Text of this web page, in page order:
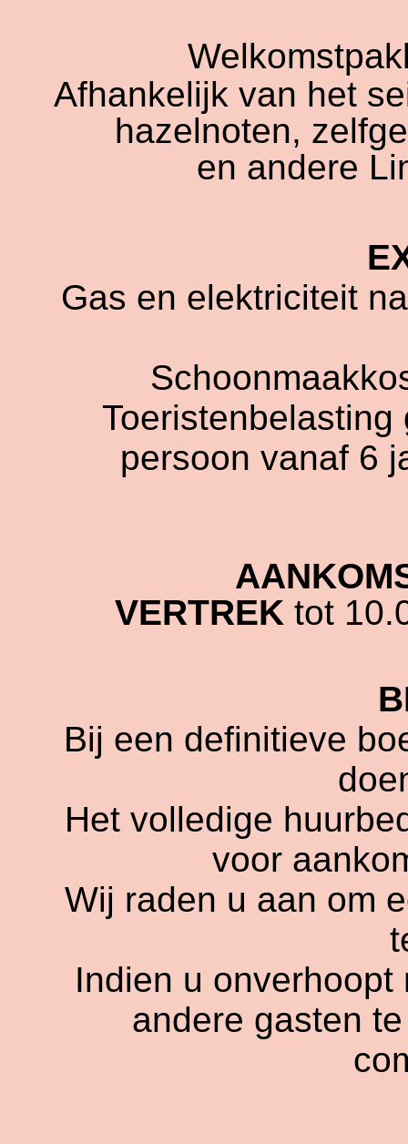
Afhankelijk van het
hazelnoten,
en andere
Gas en elektriciteit
persoon vanaf 6
VERTREK tot
Bij een definitieve
Het volledige
voor
Wij raden u aan om
Indien u
andere gasten